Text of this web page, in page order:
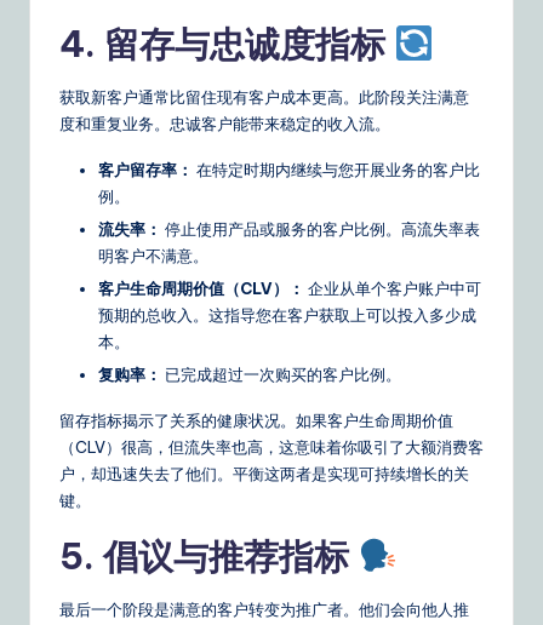
4. 留存与忠诚度指标
获取新客户通常比留住现有客户成本更高。此阶段关注满意
度和重复业务。忠诚客户能带来稳定的收入流。
客户留存率： 在特定时期内继续与您开展业务的客户比
例。
流失率： 停止使用产品或服务的客户比例。高流失率表
明客户不满意。
客户生命周期价值（CLV）： 企业从单个客户账户中可
预期的总收入。这指导您在客户获取上可以投入多少成
本。
复购率： 已完成超过一次购买的客户比例。
留存指标揭示了关系的健康状况。如果客户生命周期价值
（CLV）很高，但流失率也高，这意味着你吸引了大额消费客
户，却迅速失去了他们。平衡这两者是实现可持续增长的关
键。
5. 倡议与推荐指标
最后一个阶段是满意的客户转变为推广者。他们会向他人推